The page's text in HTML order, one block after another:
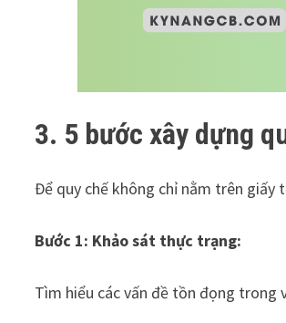
3. 5 bước xây dựng
Để quy chế không chỉ nằm trên giấy
Bước 1: Khảo sát thực trạng:
Tìm hiểu các vấn đề tồn đọng trong